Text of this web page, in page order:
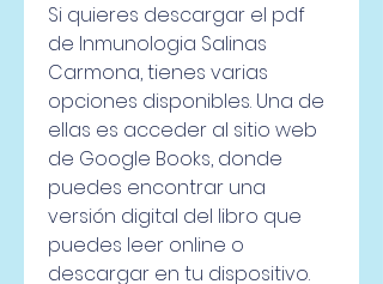
Si quieres descargar el pdf
de Inmunologia Salinas
Carmona, tienes varias
opciones disponibles. Una de
ellas es acceder al sitio web
de Google Books, donde
puedes encontrar una
versión digital del libro que
puedes leer online o
descargar en tu dispositivo.